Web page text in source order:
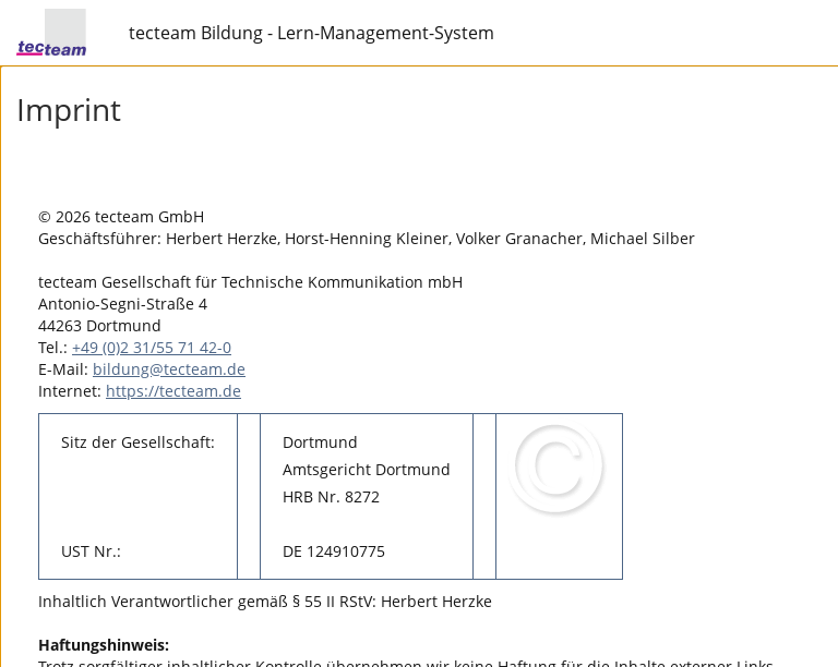
tecteam Bildung - Lern-Management-System
Imprint
© 2026 tecteam GmbH
Geschäftsführer: Herbert Herzke, Horst-Henning Kleiner, Volker Granacher, Michael Silber
tecteam Gesellschaft für Technische Kommunikation mbH
Antonio-Segni-Straße 4
44263 Dortmund
Tel.: +49 (0)2 31/55 71 42-0
E-Mail: bildung@tecteam.de
Internet: https://tecteam.de
Sitz der Gesellschaft:
UST Nr.:
Dortmund
Amtsgericht Dortmund
HRB Nr. 8272
DE 124910775
Inhaltlich Verantwortlicher gemäß § 55 II RStV: Herbert Herzke
Haftungshinweis: